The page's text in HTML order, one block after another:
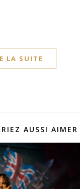
LA SUITE
AUSSI AIMER